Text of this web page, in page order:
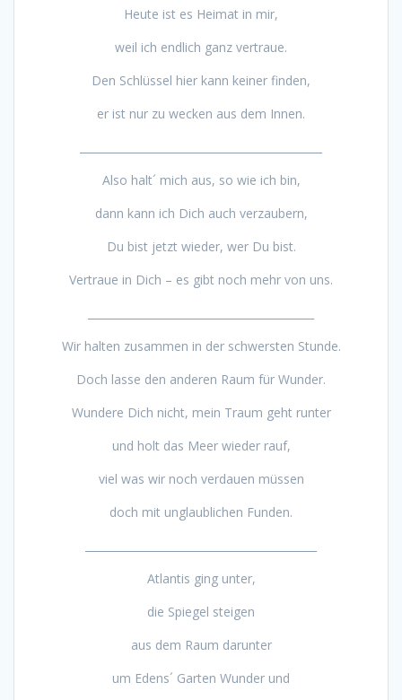
Heute ist es Heimat in mir,
weil ich endlich ganz vertraue.
Den Schlüssel hier kann keiner finden,
er ist nur zu wecken aus dem Innen.
Also halt´ mich aus, so wie ich bin,
dann kann ich Dich auch verzaubern,
Du bist jetzt wieder, wer Du bist.
Vertraue in Dich – es gibt noch mehr von uns.
Wir halten zusammen in der schwersten Stunde.
Doch lasse den anderen Raum für Wunder.
Wundere Dich nicht, mein Traum geht runter
und holt das Meer wieder rauf,
viel was wir noch verdauen müssen
doch mit unglaublichen Funden.
Atlantis ging unter,
die Spiegel steigen
aus dem Raum darunter
um Edens´ Garten Wunder und